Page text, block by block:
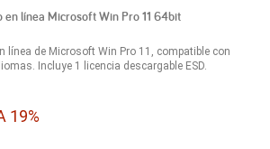
en línea Microsoft Win Pro 11 64bit
línea de Microsoft Win Pro 11, compatible con
Incluye 1 licencia descargable ESD.
19%